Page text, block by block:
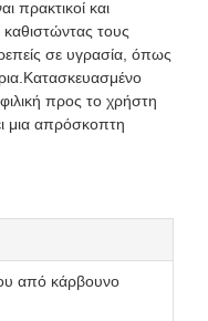
πρακτικοί και
καθιστώντας τους
σε υγρασία, όπως
προς το χρήστη
μια απρόσκοπτη
από κάρβουνο